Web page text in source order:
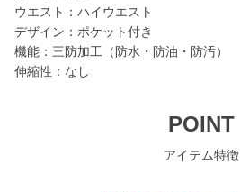
ウエスト：ハイウエスト
デザイン：ポケット付き
機能：三防加工（防水・防油・防汚）
伸縮性：なし
POINT
アイテム特徴